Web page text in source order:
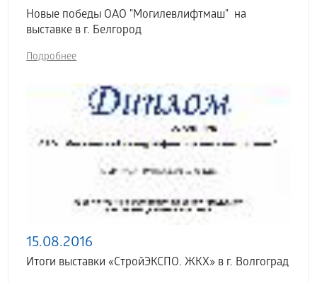
Новые победы ОАО "Могилевлифтмаш" на
выставке в г. Белгород
Подробнее
15.08.2016
Итоги выставки «СтройЭКСПО. ЖКХ» в г. Волгоград